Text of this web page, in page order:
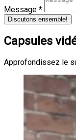
Message *
Discutons ensemble!
Capsules
Approfondissez le